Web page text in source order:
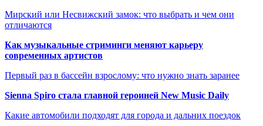
Мирский или Несвижский замок: что выбрать и чем они
отличаются
Как музыкальные стриминги меняют карьеру
современных артистов
Первый раз в бассейн взрослому: что нужно знать заранее
Sienna Spiro стала главной героиней New Music Daily
Какие автомобили подходят для города и дальних поездок